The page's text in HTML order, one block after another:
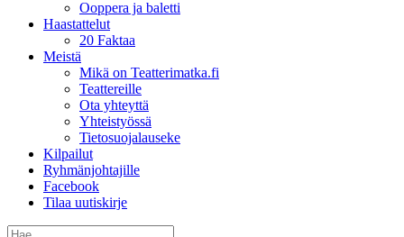
Ooppera ja baletti
Haastattelut
20 Faktaa
Meistä
Mikä on Teatterimatka.fi
Teattereille
Ota yhteyttä
Yhteistyössä
Tietosuojalauseke
Kilpailut
Ryhmänjohtajille
Facebook
Tilaa uutiskirje
Etsi